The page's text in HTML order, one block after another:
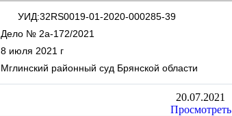
УИД:32RS0019-01-2020-000285-39
Дело № 2а-172/2021
8 июля 2021 г
Мглинский районный суд Брянской области
20.07.2021
Просмотреть